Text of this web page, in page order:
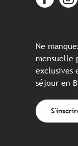
Ne
mensuelle
exclusives
séjour en